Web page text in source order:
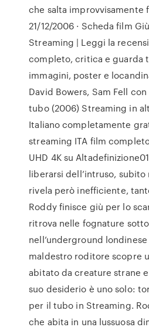
che salta improvvisamente
21/12/2006 · Scheda film
Streaming | Leggi la
completo, critica e guarda
immagini, poster e
David Bowers, Sam Fell
tubo (2006) Streaming in
Italiano completamente
streaming ITA film
UHD 4K su
liberarsi dell’intruso, subito
rivela però inefficiente,
Roddy finisce giù per lo
ritrova nelle fognature
nell’underground
maldestro roditore scopre
abitato da creature strane
suo desiderio è uno solo:
per il tubo in Streaming.
che abita in una lussuosa